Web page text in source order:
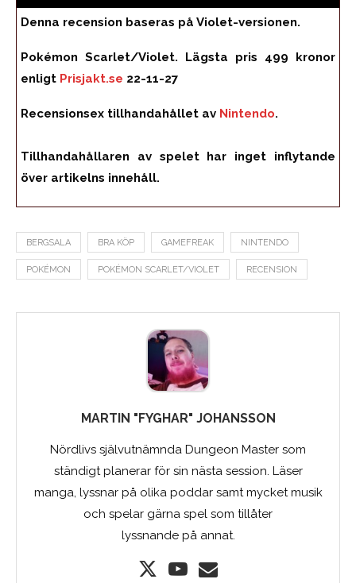
Denna recension baseras på Violet-versionen.
Pokémon Scarlet/Violet. Lägsta pris 499 kronor
enligt Prisjakt.se 22-11-27
Recensionsex tillhandahållet av Nintendo.
Tillhandahållaren av spelet har inget inflytande
över artikelns innehåll.
BERGSALA BRA KÖP GAMEFREAK NINTENDO
POKÉMON POKÉMON SCARLET/VIOLET RECENSION
MARTIN "FYGHAR" JOHANSSON
Nördlivs självutnämnda Dungeon Master som
ständigt planerar för sin nästa session. Läser
manga, lyssnar på olika poddar samt mycket musik
och spelar gärna spel som tillåter
lyssnande på annat.